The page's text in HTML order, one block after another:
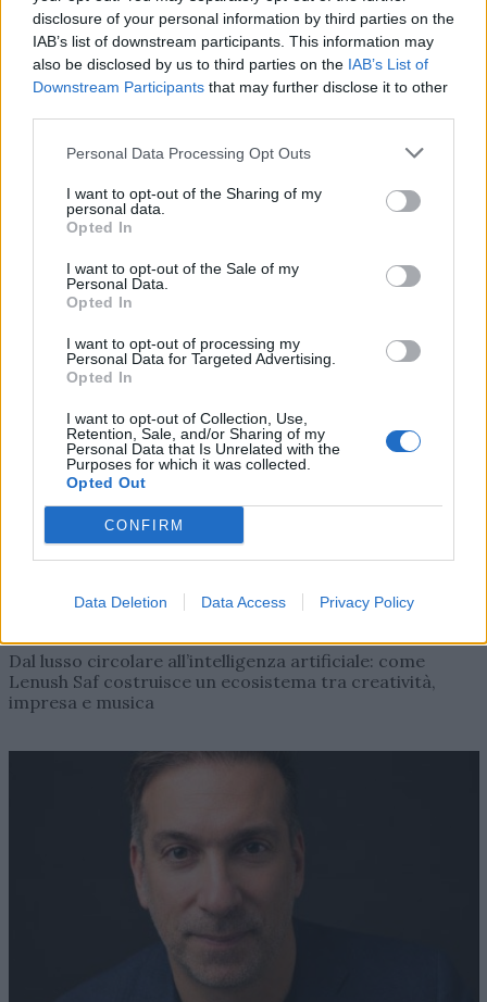
disclosure of your personal information by third parties on the
IAB’s list of downstream participants. This information may
also be disclosed by us to third parties on the IAB’s List of
Downstream Participants that may further disclose it to other
Personal Data Processing Opt Outs
I want to opt-out of the Sharing of my
personal data.
Opted In
I want to opt-out of the Sale of my
Personal Data.
Opted In
I want to opt-out of processing my
Personal Data for Targeted Advertising.
Opted In
I want to opt-out of Collection, Use,
Retention, Sale, and/or Sharing of my
Personal Data that Is Unrelated with the
Purposes for which it was collected.
Opted Out
CONFIRM
Data Deletion Data Access Privacy Policy
Altri articoli che potrebbero piacerti
AZIENDE E MERCATI
Dal lusso circolare all’intelligenza artificiale: come
Lenush Saf costruisce un ecosistema tra creatività,
impresa e musica